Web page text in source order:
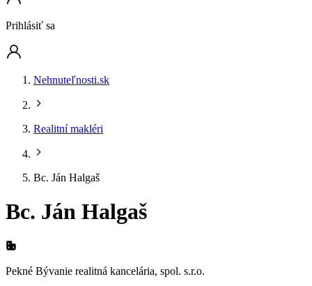
Prihlásiť sa
Nehnuteľnosti.sk
Realitní makléri
Bc. Ján Halgaš
Bc. Ján Halgaš
Pekné Bývanie realitná kancelária, spol. s.r.o.